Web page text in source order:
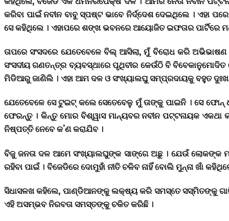
କରିବା ପାଇଁ ନବୀନ ବାବୁ ସ୍ପଷ୍ଟ ଭାବେ ନିର୍ଦ୍ଦେଶ ଦେଇଥିଲେ ।
ସେ କହିଥିଲେ । ଏହାପରେ ଶଙ୍ଖ ଭବନରେ ଆୟୋଜିତ ଇଫତାର ପାର୍ଟିରେ
ତାପରେ ସଂସଦରେ ଯେତେବେଳେ ବିଲ୍ ଆସିଲା, ମୁଁ ବିରୋଧ କରି
ସଂସଦୀୟ ଗଣତନ୍ତ୍ର ବ୍ୟବସ୍ଥାରେ ପୃଥିବୀର କେଉଁଠି ବି
ମିଡିଆରୁ ଜାଣିଲି । ଏହା ଆମ ଦଳ ଓ ସଂଖ୍ୟାଲଘୁ ସମ୍ପ୍ରଦାୟକୁ ବହୁତ ଦୁଃଖ
ଯେତେବେଳେ ସେ ଟୁଇଟ୍ କଲେ ସେତେବେଳୁ ମୁଁ ତାଙ୍କୁ ପାଇନି । ସେ ଫୋନ୍
ଫେରନ୍ତୁ । କିନ୍ତୁ ମୋର ବିଶ୍ୱାସ ମାନ୍ୟବର ନବୀନ ପଟ୍ଟନାୟକ ଏକଥା
ନିଷ୍ପତ୍ତି ନେବେ କ’ଣ କରାଯିବ ।
ବିଜୁ ଜନତା ଦଳ ଆମେ ସଂଖ୍ୟାଲଘୁଙ୍କ ସାଙ୍ଗେ ଅଛୁ । ଯେଉଁ ଲୋକଙ୍କ
ରହିବା ପାଇଁ । ବିଜେଡିରେ ଦୋମୁହାଁ ନୀତି ଚଳିବ ନାହିଁ ବୋଲି ମୁନ୍ନା ଖାଁ
ସିଧାସଳଖ କହିଲେ, ପାଣ୍ଡିଆନଙ୍କୁ ଲକ୍ଷ୍ୟ କରି ସମସ୍ତେ ସସ୍ମିତଙ୍କୁ ଗାଳି
ଏହି ଅସମ୍ଭବ ନିରବତା ସମସ୍ତଙ୍କୁ ଚକିତ କରିଛି ।